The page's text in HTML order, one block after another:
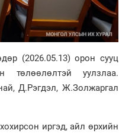
(2026.05.13) орон сууц
төлөөлөлтэй уулзлаа.
Д.Рэгдэл, Ж.Золжаргал
иргэд, айл өрхийн